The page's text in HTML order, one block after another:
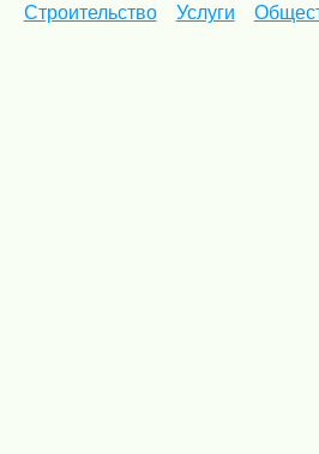
Строительство Услуги